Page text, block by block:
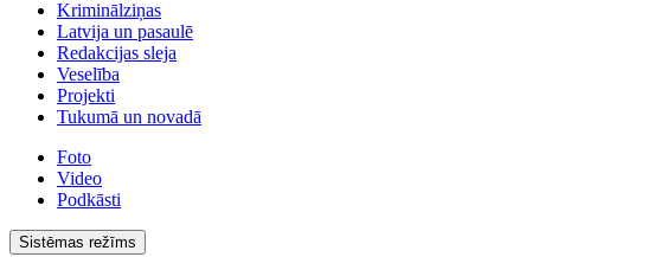
Kriminālziņas
Latvija un pasaulē
Redakcijas sleja
Veselība
Projekti
Tukumā un novadā
Foto
Video
Podkāsti
Sistēmas režīms